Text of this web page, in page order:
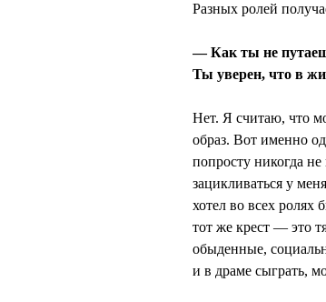
Разных ролей
— Как ты не
Ты уверен, что в
Нет. Я считаю, что
образ. Вот именно
попросту никогда
зацикливаться у
хотел во всех ролях
тот же крест — это
обыденные,
и в драме сыграть,